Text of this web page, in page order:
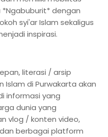
dengan
syi'ar Islam sekaligus
inspirasi.
literasi / arsip
di Purwakarta akan
informasi yang
dunia yang
vlog / konten video,
berbagai platform